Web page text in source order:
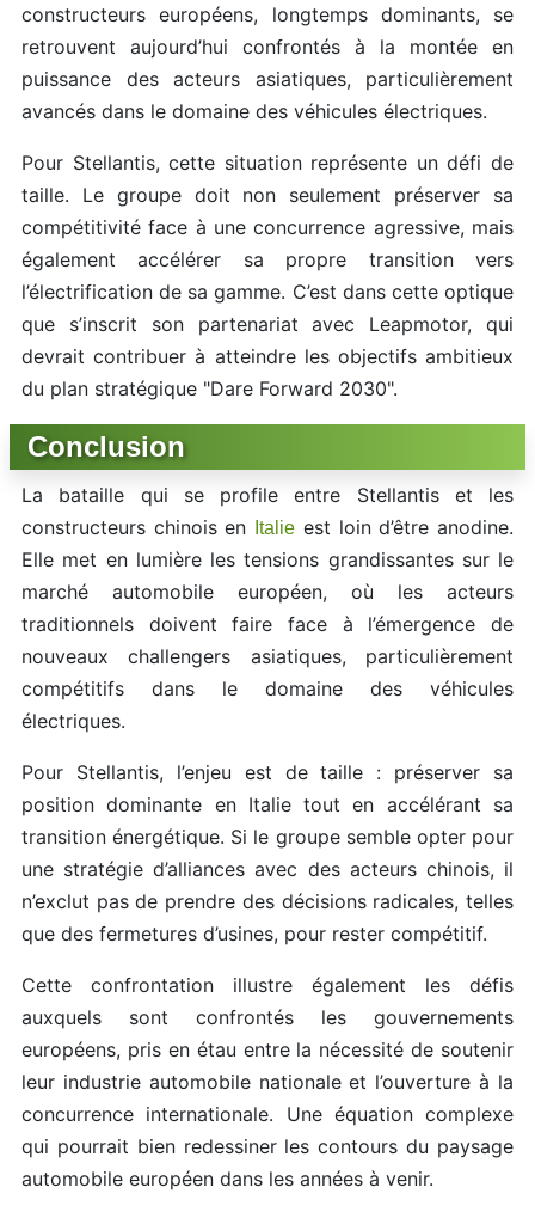
constructeurs européens, longtemps dominants, se
retrouvent aujourd’hui confrontés à la montée en
puissance des acteurs asiatiques, particulièrement
avancés dans le domaine des véhicules électriques.
Pour Stellantis, cette situation représente un défi de
taille. Le groupe doit non seulement préserver sa
compétitivité face à une concurrence agressive, mais
également accélérer sa propre transition vers
l’électrification de sa gamme. C’est dans cette optique
que s’inscrit son partenariat avec Leapmotor, qui
devrait contribuer à atteindre les objectifs ambitieux
du plan stratégique "Dare Forward 2030".
Conclusion
La bataille qui se profile entre Stellantis et les
constructeurs chinois en
Italie est loin d’être anodine.
Elle met en lumière les tensions grandissantes sur le
marché automobile européen, où les acteurs
traditionnels doivent faire face à l’émergence de
nouveaux challengers asiatiques, particulièrement
compétitifs dans le domaine des véhicules
électriques.
Pour Stellantis, l’enjeu est de taille : préserver sa
position dominante en Italie tout en accélérant sa
transition énergétique. Si le groupe semble opter pour
une stratégie d’alliances avec des acteurs chinois, il
n’exclut pas de prendre des décisions radicales, telles
que des fermetures d’usines, pour rester compétitif.
Cette confrontation illustre également les défis
auxquels sont confrontés les gouvernements
européens, pris en étau entre la nécessité de soutenir
leur industrie automobile nationale et l’ouverture à la
concurrence internationale. Une équation complexe
qui pourrait bien redessiner les contours du paysage
automobile européen dans les années à venir.